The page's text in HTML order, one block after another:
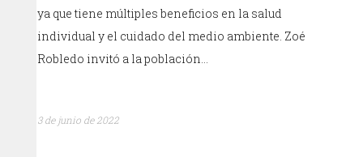
ya que tiene múltiples beneficios en la salud
individual y el cuidado del medio ambiente. Zoé
Robledo invitó a la población…
3 de junio de 2022